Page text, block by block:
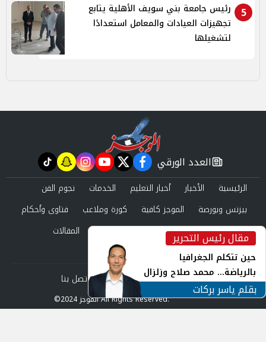
5
رئيس جامعة بني سويف الأهلية يتابع
تجهيزات العيادات والمعامل استعدادًا
لتشغيلها
مقال رئيس التحرير
حين تتكلم الجغرافيا
بالرياضة... محمد صلاح وزلزال
الهوية في الشارع التركي
بقلم ياسر بركات
newspaper
العدد الورقي facebook
twitter
youtube
instagram
snapchat
tiktok
الرئيسية الأخبار أخبار التعليم الخدمات
نجوم الفن
بيزنس وبورصة
الموجز كافية كورة وملاعب
فتاوى وأحكام
صحة وجمال
عرب وعالم حوادث ومحاكم
المقالات
العدد الورقي
من نحن
سياسة الخصوصية اتصل بنا
©2024 الموجز All Rights Reserved.